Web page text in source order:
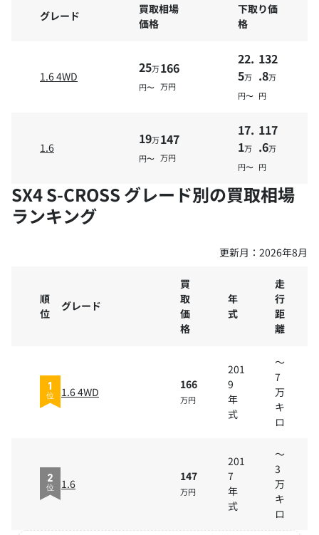
グレード
買取相場
価格
下取り価
格
1.6 4WD
25万
円〜
166
万円
22.
5万
円〜
132
.8万
円
1.6
19万
円〜
147
万円
17.
1万
円〜
117
.6万
円
SX4 S-CROSS グレード別の買取相場
ランキング
更新月： 2026年8月
順
位
グレード
買
取
価
格
年
式
走
行
距
離
1
位 1.6 4WD
166
万円
201
9
年
式
～
7
万
キ
ロ
2
位 1.6
147
万円
201
7
年
式
～
3
万
キ
ロ